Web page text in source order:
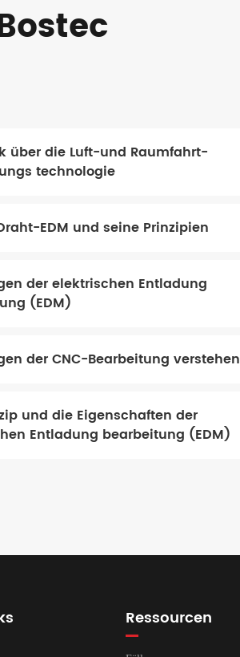
über die Luft-und Raumfahrt-
technologie
EDM und seine Prinzipien
der elektrischen Entladung
(EDM)
der CNC-Bearbeitung verstehen
und die Eigenschaften der
Entladung bearbeitung (EDM)
Ressourcen